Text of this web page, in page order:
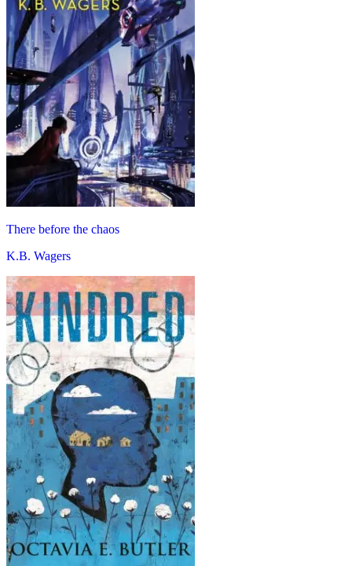
There before the chaos
K.B. Wagers